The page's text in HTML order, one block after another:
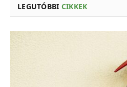
LEGUTÓBBI CIKKEK